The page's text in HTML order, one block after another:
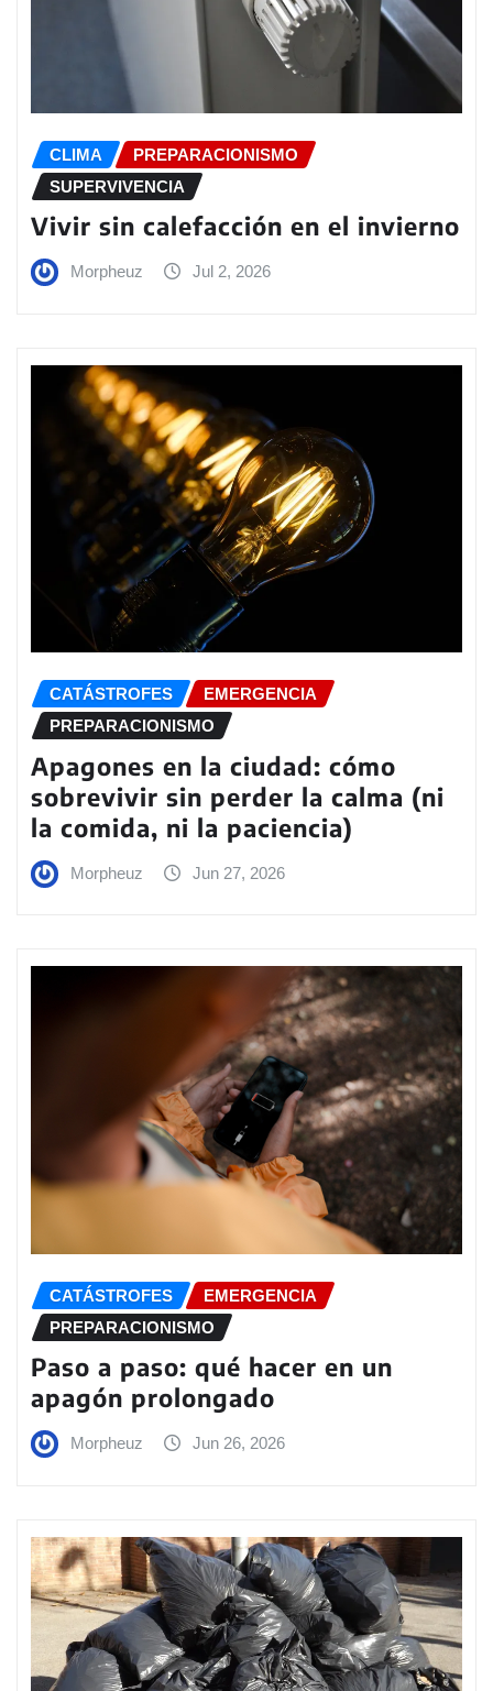
CLIMA
PREPARACIONISMO
SUPERVIVENCIA
Vivir sin calefacción en el invierno
Morpheuz Jul 2, 2026
CATÁSTROFES
EMERGENCIA
PREPARACIONISMO
Apagones en la ciudad: cómo
sobrevivir sin perder la calma (ni
la comida, ni la paciencia)
Morpheuz Jun 27, 2026
CATÁSTROFES
EMERGENCIA
PREPARACIONISMO
Paso a paso: qué hacer en un
apagón prolongado
Morpheuz Jun 26, 2026